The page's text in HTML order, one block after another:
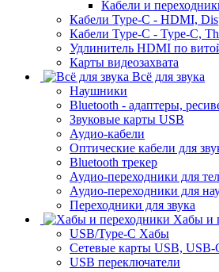
Кабели и
Кабели Type-C - HDMI,
Кабели Type-C - Type-C,
Удлинитель HDMI по
Карты видеозахвата
Всё для звука
Наушники
Bluetooth - адаптеры,
Звуковые карты USB
Аудио-кабели
Оптические кабели для
Bluetooth трекер
Аудио-переходники для
Аудио-переходники для
Переходники для звука
Хабы и
USB/Type-C Хабы
Сетевые карты USB, USB-
USB переключатели